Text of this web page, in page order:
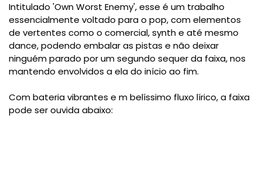
Intitulado 'Own Worst Enemy', esse é um trabalho
essencialmente voltado para o pop, com elementos
de vertentes como o comercial, synth e até mesmo
dance, podendo embalar as pistas e não deixar
ninguém parado por um segundo sequer da faixa, nos
mantendo envolvidos a ela do início ao fim.
Com bateria vibrantes e m belíssimo fluxo lírico, a faixa
pode ser ouvida abaixo: